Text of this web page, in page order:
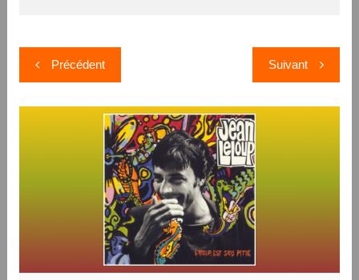
Navigation
de
l’article
Précédent Suivant